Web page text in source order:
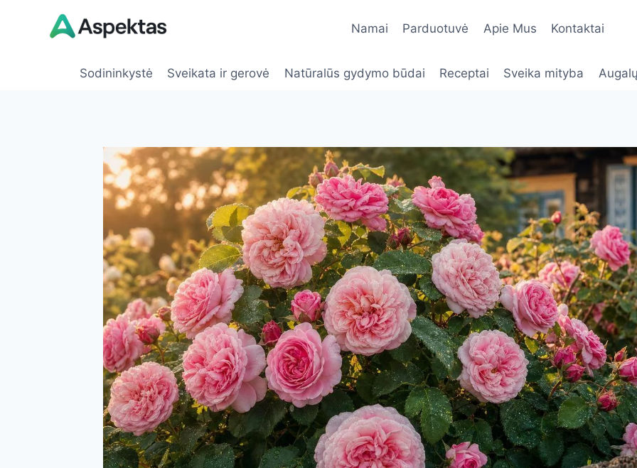
Namai Parduotuvė Apie Mus Kontaktai
Sodininkystė Sveikata ir gerovė Natūralūs gydymo būdai Receptai Sveika mityba